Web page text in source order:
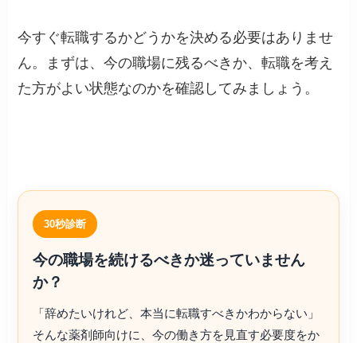
今すぐ転職するかどうかを決める必要はありませ
ん。まずは、今の職場に残るべきか、転職を考え
た方がよい状態なのかを確認してみましょう。
30秒診断
今の職場を続けるべきか迷っていません
か？
「辞めたいけれど、本当に転職すべきかわからない」
そんな薬剤師向けに、今の働き方を見直す必要度をか